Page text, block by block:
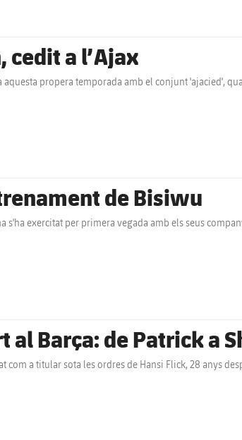
cedit a l’Ajax
propera temporada amb el conjunt 'ajacied',
de Bisiwu
s'ha exercitat per primera vegada amb els seus
al Barça: de Patrick a
com a titular sota les ordres de Hansi Flick, 28 anys